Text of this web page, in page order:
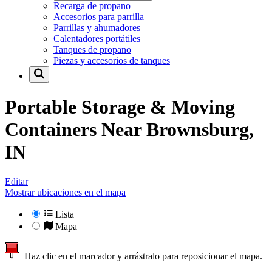
Recarga de propano
Accesorios para parrilla
Parrillas y ahumadores
Calentadores portátiles
Tanques de propano
Piezas y accesorios de tanques
Portable Storage & Moving
Containers NearBrownsburg,
IN
Editar
Mostrar ubicaciones en el mapa
Lista
Mapa
Haz clic en el marcador y arrástralo para reposicionar el mapa.